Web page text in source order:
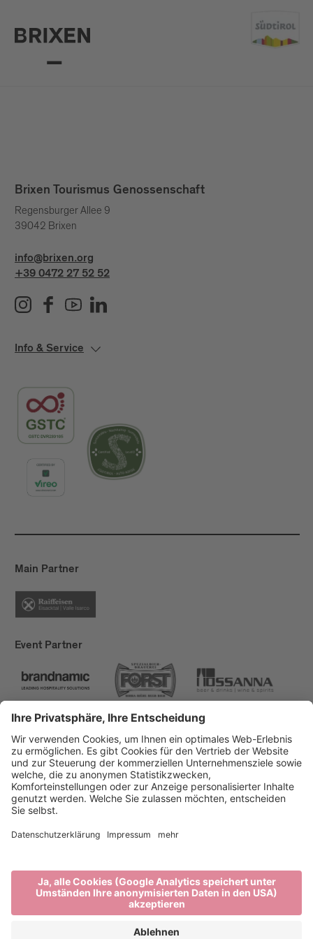
Brixen Tourismus Genossenschaft
Regensburger Allee 9
39042 Brixen
info@brixen.org
+39 0472 27 52 52
Info & Service
Main Partner
Event Partner
Brixen Tourismus
Privacy
Impressum
Förderungen
produced by